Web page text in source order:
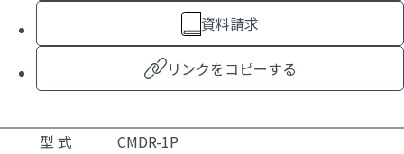
資料請求
リンクをコピーする
型 式
CMDR-1P